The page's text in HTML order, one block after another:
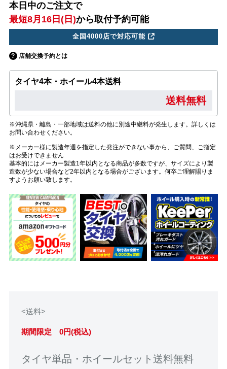
本日中のご注文で
最短8月16日(日)から取付予約可能
全国4000店で対応可能
店舗交換予約とは
タイヤ4本・ホイール4本送料
送料無料
※沖縄県・離島・一部地域は送料の他に別途中継料が発生します。詳しくは
お問い合わせください。
※メーカー様に製造年週を指定した発注ができない事から、ご質問、ご指定
はお受けできません
基本的にはメーカー製造1年以内となる商品が多数ですが、サイズにより製
造数が少ない場合など2年以内となる場合がございます。何卒ご理解賜りま
すようお願い致します。
<送料>
期間限定 0円(税込)
タイヤ単品・ホイールセット送料無料